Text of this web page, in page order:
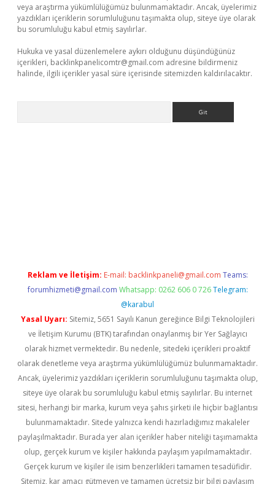
veya araştırma yükümlülüğümüz bulunmamaktadır. Ancak, üyelerimiz
yazdıkları içeriklerin sorumluluğunu taşımakta olup, siteye üye olarak
bu sorumluluğu kabul etmiş sayılırlar.
Hukuka ve yasal düzenlemelere aykırı olduğunu düşündüğünüz
içerikleri, backlinkpanelicomtr@gmail.com adresine bildirmeniz
halinde, ilgili içerikler yasal süre içerisinde sitemizden kaldırılacaktır.
Reklam ve İletişim: E-mail: backlinkpaneli@gmail.com Teams:
forumhizmeti@gmail.com Whatsapp: 0262 606 0 726 Telegram:
@karabul
Yasal Uyarı: Sitemiz, 5651 Sayılı Kanun gereğince Bilgi Teknolojileri
ve İletişim Kurumu (BTK) tarafından onaylanmış bir Yer Sağlayıcı
olarak hizmet vermektedir. Bu nedenle, sitedeki içerikleri proaktif
olarak denetleme veya araştırma yükümlülüğümüz bulunmamaktadır.
Ancak, üyelerimiz yazdıkları içeriklerin sorumluluğunu taşımakta olup,
siteye üye olarak bu sorumluluğu kabul etmiş sayılırlar. Bu internet
sitesi, herhangi bir marka, kurum veya şahıs şirketi ile hiçbir bağlantısı
bulunmamaktadır. Sitede yalnızca kendi hazırladığımız makaleler
paylaşılmaktadır. Burada yer alan içerikler haber niteliği taşımamakta
olup, gerçek kurum ve kişiler hakkında paylaşım yapılmamaktadır.
Gerçek kurum ve kişiler ile isim benzerlikleri tamamen tesadüfidir.
Sitemiz, kar amacı gütmeyen ve tamamen ücretsiz bir bilgi paylaşım